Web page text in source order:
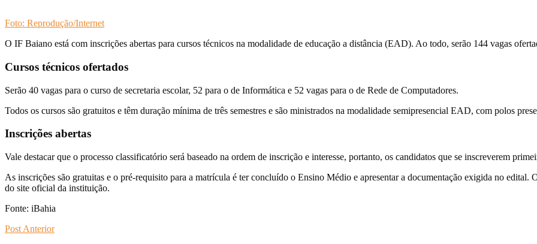
Foto: Reprodução/Internet
O IF Baiano está com inscrições abertas para cursos técnicos na modalidade de educação a distância (EAD). Ao todo, serão 144 vagas
Cursos técnicos ofertados
Serão 40 vagas para o curso de secretaria escolar, 52 para o de Informática e 52 vagas para o de Rede de Computadores.
Todos os cursos são gratuitos e têm duração mínima de três semestres e são ministrados na modalidade semipresencial EAD, com polos
Inscrições abertas
Vale destacar que o processo classificatório será baseado na ordem de inscrição e interesse, portanto, os candidatos que se inscreverem
As inscrições são gratuitas e o pré-requisito para a matrícula é ter concluído o Ensino Médio e apresentar a documentação exigida no edital.
do site oficial da instituição.
Fonte: iBahia
Post Anterior